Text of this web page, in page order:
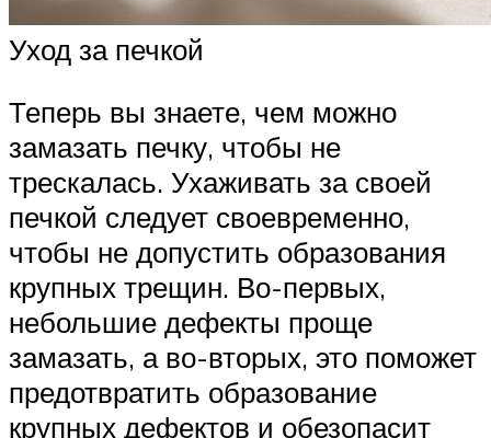
Уход за печкой
Теперь вы знаете, чем можно
замазать печку, чтобы не
трескалась. Ухаживать за своей
печкой следует своевременно,
чтобы не допустить образования
крупных трещин. Во-первых,
небольшие дефекты проще
замазать, а во-вторых, это поможет
предотвратить образование
крупных дефектов и обезопасит